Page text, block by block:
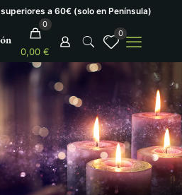
a 60€ (solo en Península)
0
0,00 €
0